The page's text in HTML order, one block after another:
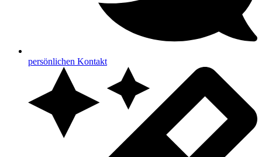
persönlichen Kontakt